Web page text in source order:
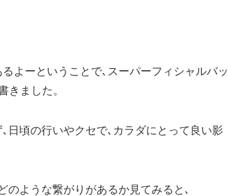
よーということで､スーパーフィシャルバッ
きました。
日頃の行いやクセで､カラダにとって良い影
のような繋がりがあるか見てみると､